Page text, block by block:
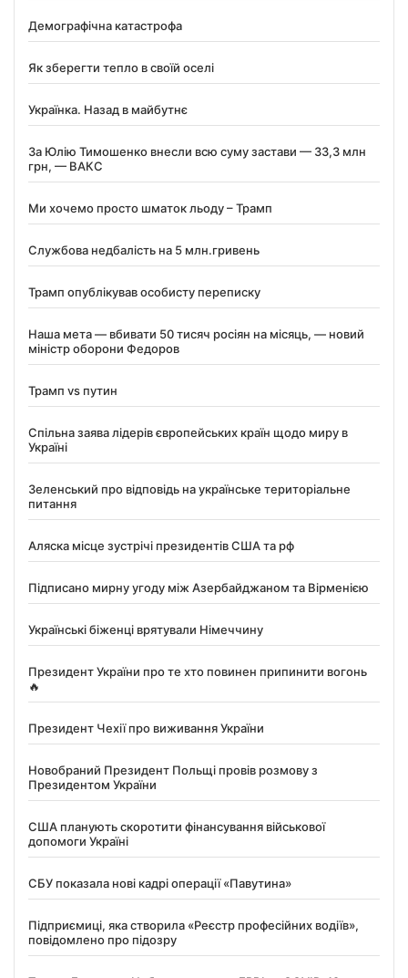
Демографічна катастрофа
Як зберегти тепло в своїй оселі
Українка. Назад в майбутнє
За Юлію Тимошенко внесли всю суму застави — 33,3 млн
грн, — ВАКС
Ми хочемо просто шматок льоду – Трамп
Службова недбалість на 5 млн.гривень
Трамп опублікував особисту переписку
Наша мета — вбивати 50 тисяч росіян на місяць, — новий
міністр оборони Федоров
Трамп vs путин
Спільна заява лідерів європейських країн щодо миру в
Україні
Зеленський про відповідь на українське територіальне
питання
Аляска місце зустрічі президентів США та рф
Підписано мирну угоду між Азербайджаном та Вірменією
Українські біженці врятували Німеччину
Президент України про те хто повинен припинити вогонь
🔥
Президент Чехії про виживання України
Новобраний Президент Польщі провів розмову з
Президентом України
США планують скоротити фінансування військової
допомоги Україні
СБУ показала нові кадрі операції «Павутина»
Підприємиці, яка створила «Реєстр професійних водіїв»,
повідомлено про підозру